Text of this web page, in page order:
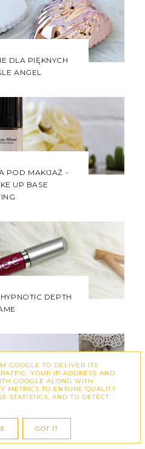
DLA PIĘKNYCH
ANGEL
POD MAKIJAŻ -
UP BASE
DEPTH
- EDYCJA
2018
GOOGLE TO DELIVER ITS
YOUR IP ADDRESS AND
GOOGLE ALONG WITH
METRICS TO ENSURE QUALITY
STATISTICS, AND TO DETECT
GOT IT